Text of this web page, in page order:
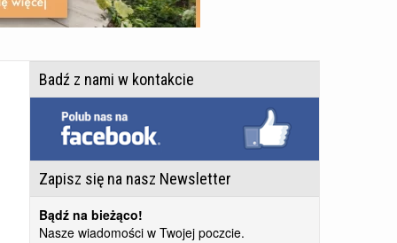
Badź z nami w kontakcie
Zapisz się na nasz Newsletter
Bądź na bieżąco!
Nasze wiadomości w Twojej poczcie.